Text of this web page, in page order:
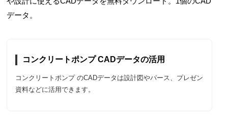
データ。
コンクリートポンプ CADデータの活用
コンクリートポンプ のCADデータは設計図やパース、プレゼン
資料などに活用できます。